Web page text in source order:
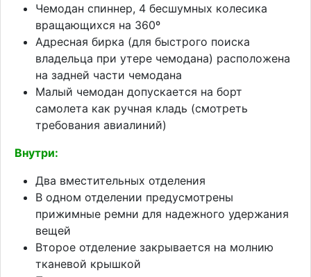
Чемодан спиннер, 4 бесшумных колесика
вращающихся на 360º
Адресная бирка (для быстрого поиска
владельца при утере чемодана) расположена
на задней части чемодана
Малый чемодан допускается на борт
самолета как ручная кладь (смотреть
требования авиалиний)
Внутри:
Два вместительных отделения
В одном отделении предусмотрены
прижимные ремни для надежного удержания
вещей
Второе отделение закрывается на молнию
тканевой крышкой